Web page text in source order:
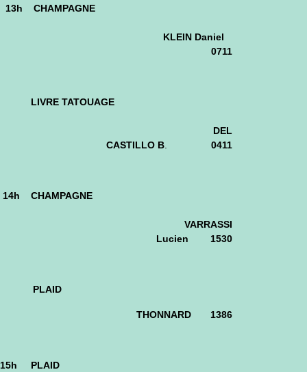
13h CHAMPAGNE
KLEIN Daniel
0711
LIVRE TATOUAGE
DEL
CASTILLO В. 0411
14h CHAMPAGNE
VARRASSI
Lucien 1530
PLAID
THONNARD 1386
15h PLAID